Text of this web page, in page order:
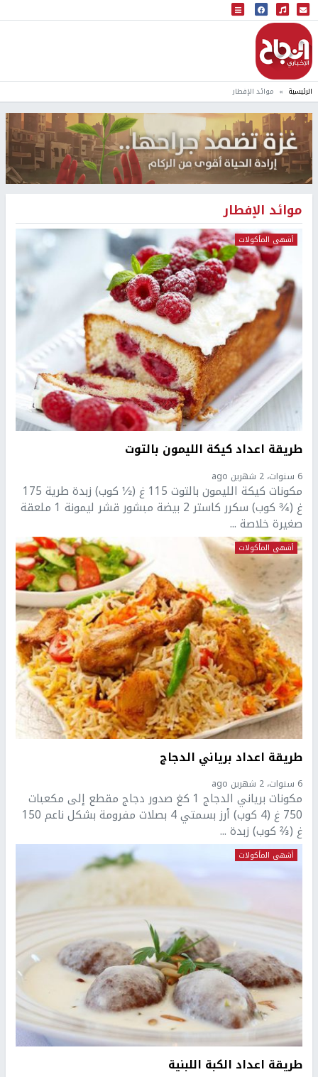
البث المباشر
إذاعة النجاح
الرئيسية موائد الإفطار
موائد الإفطار
أشهى المأكولات
طريقة اعداد كيكة الليمون بالتوت
6 سنوات، 2 شهرين ago
مكونات كيكة الليمون بالتوت 115 غ (½ كوب) زبدة طرية 175
غ (¾ كوب) سكرر كاستر 2 بيضة مبشور قشر ليمونة 1 ملعقة
صغيرة خلاصة ...
أشهى المأكولات
طريقة اعداد برياني الدجاج
6 سنوات، 2 شهرين ago
مكونات برياني الدجاج 1 كغ صدور دجاج مقطع إلى مكعبات
750 غ (4 كوب) أرز بسمتي 4 بصلات مفرومة بشكل ناعم 150
غ (⅔ كوب) زبدة ...
أشهى المأكولات
طريقة اعداد الكبة اللبنية